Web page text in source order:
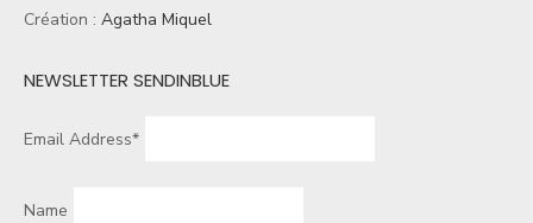
Création : Agatha Miquel
NEWSLETTER SENDINBLUE
Email Address*
Name